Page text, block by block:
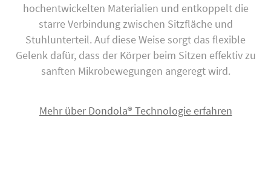
hochentwickelten Materialien und entkoppelt die
starre Verbindung zwischen Sitzfläche und
Stuhlunterteil. Auf diese Weise sorgt das flexible
Gelenk dafür, dass der Körper beim Sitzen effektiv zu
sanften Mikrobewegungen angeregt wird.
Mehr über Dondola® Technologie erfahren